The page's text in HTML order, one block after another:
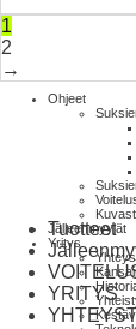
Ohjeet
Jälleenmyyjät
Yritys
1
2
→
Tuotteet
YRITYS